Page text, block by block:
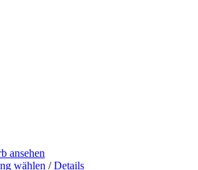
ansehen
wählen Dieses
/ Details